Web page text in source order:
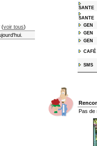
(voir tous)
SANTE
SANTE
GEN
GEN
GEN
CAFÉ
SMS
Pas de